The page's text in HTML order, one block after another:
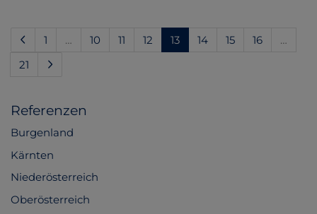
1 … 10 11 12 13(current)
14 15 16
…
21
Referenzen
Burgenland
Kärnten
Niederösterreich
Oberösterreich